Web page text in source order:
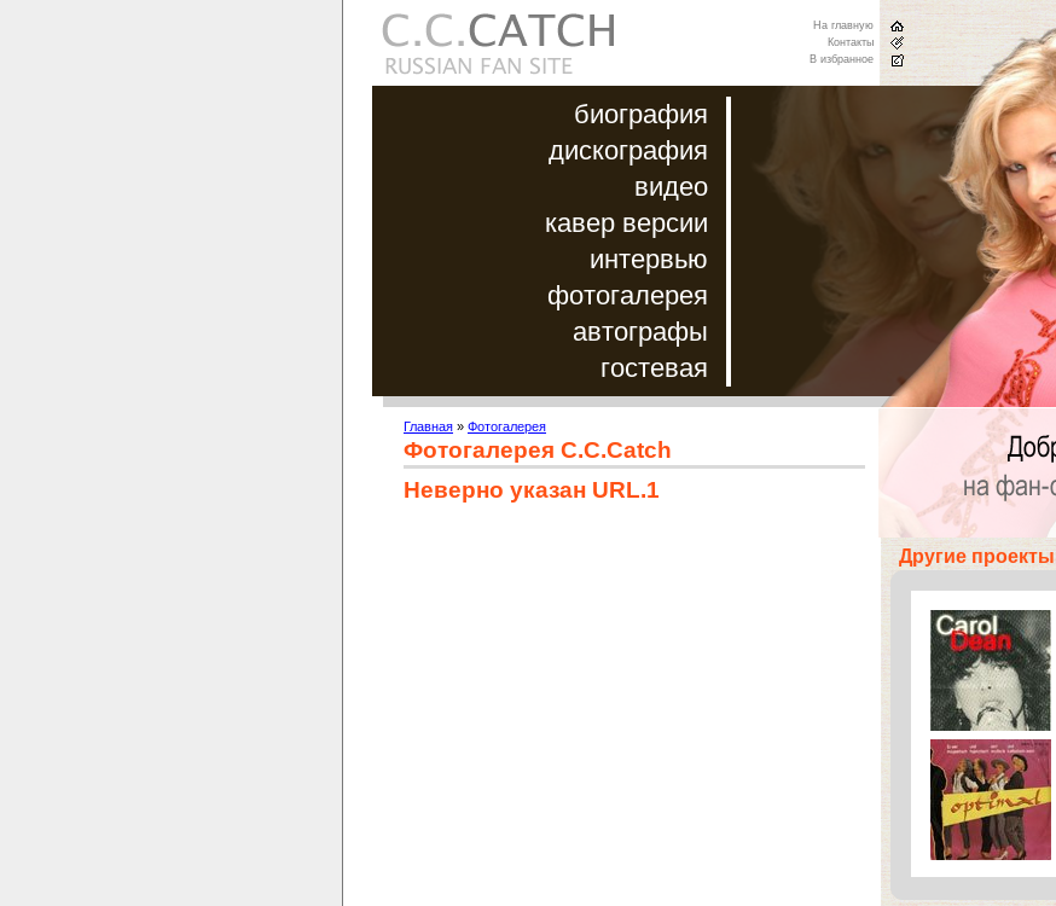
биография
дискография
видео
кавер версии
интервью
фотогалерея
автографы
гостевая
На главную
Контакты
В избранное
Главная » Фотогалерея
Фотогалерея C.C.Catch
Неверно указан URL.1
Другие проекты